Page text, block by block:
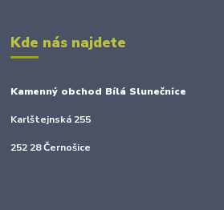
Kde nás najdete
Kamenný obchod Bílá Slunečnice
Karlštejnská 255
252 28 Černošice